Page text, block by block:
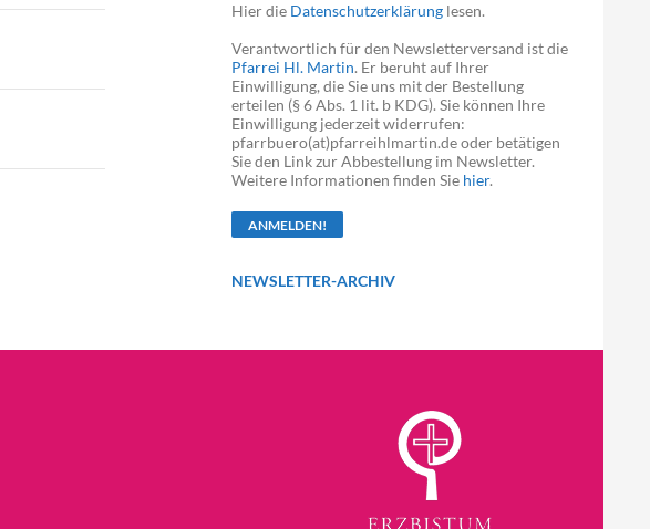
Hier die Datenschutzerklärung lesen.
Verantwortlich für den Newsletterversand ist die
Pfarrei Hl. Martin. Er beruht auf Ihrer
Einwilligung, die Sie uns mit der Bestellung
erteilen (§ 6 Abs. 1 lit. b KDG). Sie können Ihre
Einwilligung jederzeit widerrufen:
pfarrbuero(at)pfarreihlmartin.de oder betätigen
Sie den Link zur Abbestellung im Newsletter.
Weitere Informationen finden Sie hier.
NEWSLETTER-ARCHIV